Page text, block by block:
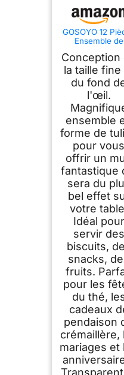
GOSOYO 12
Ensemble de
Verres à Thé
Tasses à Thé
Arabes
oz / 120 ml)
Conception
la taille fine
du fond
l'œil.
ensemble
forme de
pour vous
offrir un
fantastique
sera du
bel effet
votre
Idéal pour
servir des
biscuits,
snacks,
fruits.
pour les
du thé,
cadeaux
pendaison
crémaillère,
mariages et